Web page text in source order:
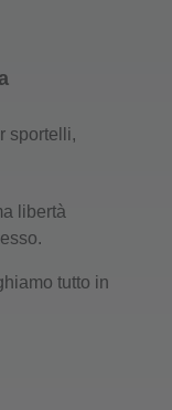
sportelli,
libertà
tutto in